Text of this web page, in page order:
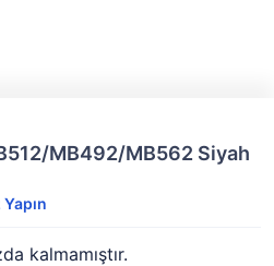
MB492/MB562 Siyah
kalmamıştır.